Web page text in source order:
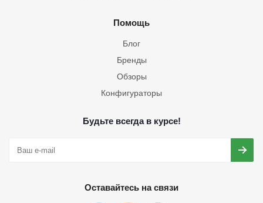
Помощь
Блог
Бренды
Обзоры
Конфигураторы
Будьте всегда в курсе!
Оставайтесь на связи